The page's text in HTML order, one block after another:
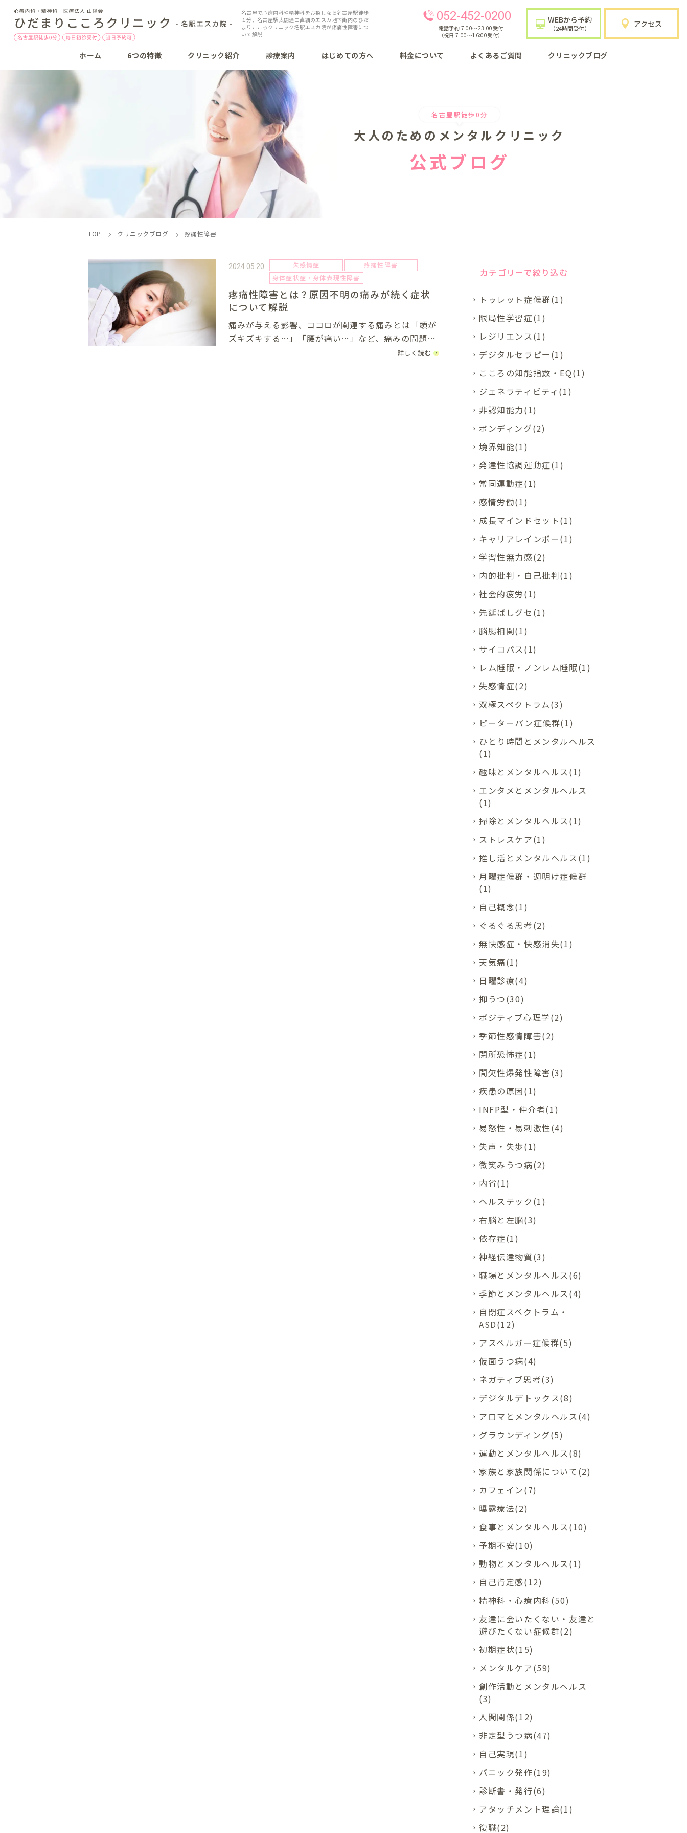
名古屋で心療内科や精神科をお探しなら名古屋駅徒歩
１分、名古屋駅太閤通口直結のエスカ地下街内のひだ
まりこころクリニック名駅エスカ院が疼痛性障害につ
いて解説
052-452-0200
電話予約 7:00〜23:00受付
（祝日 7:00〜16:00受付）
WEBから予約
（24時間受付） アクセス
ホーム 6つの特徴 クリニック紹介 診療案内 はじめての方へ 料金について よくあるご質問 クリニックブログ
名古屋駅徒歩0分
大人のための メンタルクリニック
公式ブログ
TOP クリニックブログ 疼痛性障害
2024.05.20 失感情症
疼痛性障害
身体症状症・身体表現性障害
疼痛性障害とは？原因不明の痛みが続く症状
について解説
痛みが与える影響、ココロが関連する痛みとは「頭が
ズキズキする…」「腰が痛い…」など、痛みの問題は
誰もが経験する悩みだといえます。痛みの原因といえ
詳しく読む
カテゴリーで絞り込む
トゥレット症候群(1)
限局性学習症(1)
レジリエンス(1)
デジタルセラピー(1)
こころの知能指数・EQ(1)
ジェネラティビティ(1)
非認知能力(1)
ボンディング(2)
境界知能(1)
発達性協調運動症(1)
常同運動症(1)
感情労働(1)
成長マインドセット(1)
キャリアレインボー(1)
学習性無力感(2)
内的批判・自己批判(1)
社会的疲労(1)
先延ばしグセ(1)
脳腸相関(1)
サイコパス(1)
レム睡眠・ノンレム睡眠(1)
失感情症(2)
双極スペクトラム(3)
ピーターパン症候群(1)
ひとり時間とメンタルヘルス
(1)
趣味とメンタルヘルス(1)
エンタメとメンタルヘルス
(1)
掃除とメンタルヘルス(1)
ストレスケア(1)
推し活とメンタルヘルス(1)
月曜症候群・週明け症候群
(1)
自己概念(1)
ぐるぐる思考(2)
無快感症・快感消失(1)
天気痛(1)
日曜診療(4)
抑うつ(30)
ポジティブ心理学(2)
季節性感情障害(2)
閉所恐怖症(1)
間欠性爆発性障害(3)
疾患の原因(1)
INFP型・仲介者(1)
易怒性・易刺激性(4)
失声・失歩(1)
微笑みうつ病(2)
内省(1)
ヘルステック(1)
右脳と左脳(3)
依存症(1)
神経伝達物質(3)
職場とメンタルヘルス(6)
季節とメンタルヘルス(4)
自閉症スペクトラム・
ASD(12)
アスペルガー症候群(5)
仮面うつ病(4)
ネガティブ思考(3)
デジタルデトックス(8)
アロマとメンタルヘルス(4)
グラウンディング(5)
運動とメンタルヘルス(8)
家族と家族関係について(2)
カフェイン(7)
曝露療法(2)
食事とメンタルヘルス(10)
予期不安(10)
動物とメンタルヘルス(1)
自己肯定感(12)
精神科・心療内科(50)
友達に会いたくない・友達と
遊びたくない症候群(2)
初期症状(15)
メンタルケア(59)
創作活動とメンタルヘルス
(3)
人間関係(12)
非定型うつ病(47)
自己実現(1)
パニック発作(19)
診断書・発行(6)
アタッチメント理論(1)
復職(2)